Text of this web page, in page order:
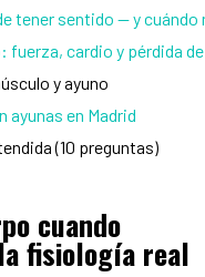
tener sentido — y cuándo
cardio y pérdida
y ayuno
ayunas en Madrid
(10 preguntas)
cuando
fisiología real